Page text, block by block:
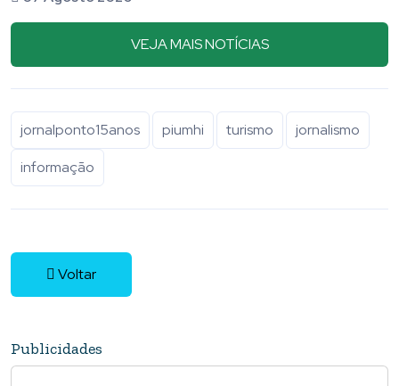
VEJA MAIS NOTÍCIAS
jornalponto15anos piumhi turismo
jornalismo
informação
Voltar
Publicidades